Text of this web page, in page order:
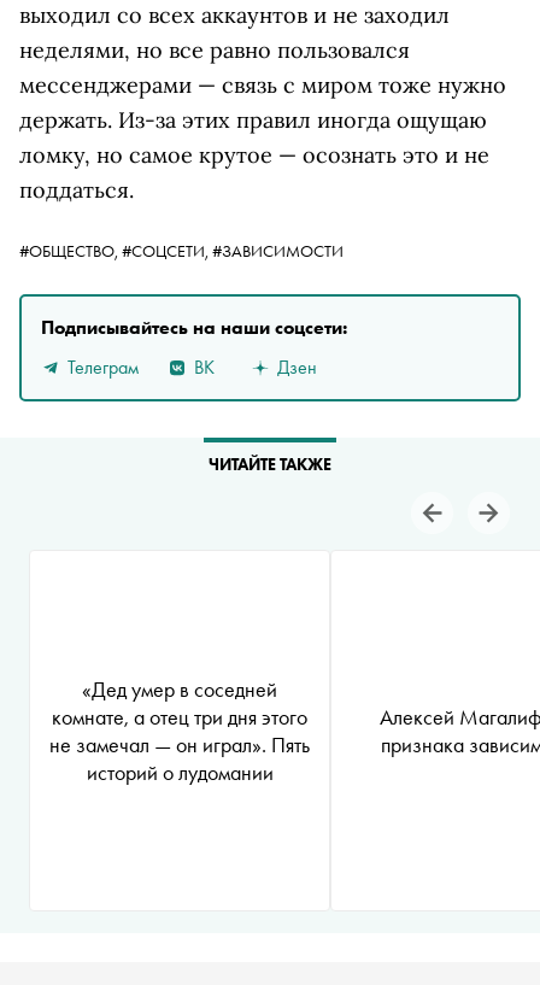
выходил со всех аккаунтов и не заходил
неделями, но все равно пользовался
мессенджерами — связь с миром тоже нужно
держать. Из-за этих правил иногда ощущаю
ломку, но самое крутое — осознать это и не
поддаться.
#ОБЩЕСТВО, #СОЦСЕТИ, #ЗАВИСИМОСТИ
Подписывайтесь на наши соцсети:
Телеграм
ВК Дзен
ЧИТАЙТЕ ТАКЖЕ
«Дед умер в соседней
комнате, а отец три дня этого
не замечал — он играл». Пять
историй о лудомании
Алексей
признака